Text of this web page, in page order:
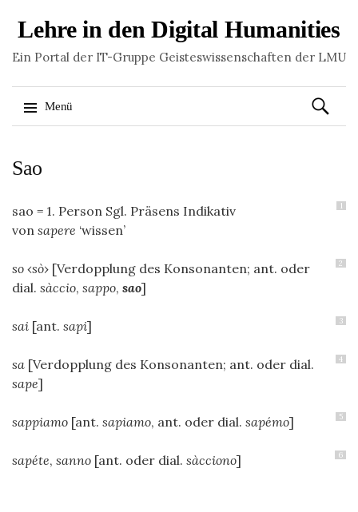
Lehre in den Digital Humanities
Ein Portal der IT-Gruppe Geisteswissenschaften der LMU
Menü
zum
Suchen
nach:
Sao
1
sao = 1. Person Sgl. Präsens Indikativ
von sapere ‘wissen’
2
so ‹sò› [Verdopplung des Konsonanten; ant. oder
dial. sàccio, sappo, sao]
3
sai [ant. sapi]
4
sa [Verdopplung des Konsonanten; ant. oder dial.
sape]
5
sappiamo [ant. sapiamo, ant. oder dial. sapémo]
6
sapéte, sanno [ant. oder dial. sàcciono]